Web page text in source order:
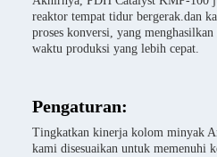
reaktor tempat tidur bergerak.dan
proses konversi, yang
waktu produksi yang lebih cepat.
Pengaturan:
Tingkatkan kinerja kolom minyak
kami disesuaikan untuk memenuhi